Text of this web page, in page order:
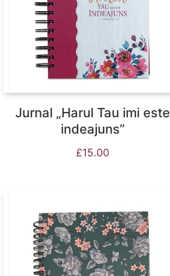
Jurnal „Harul Tau imi este
indeajuns”
£15.00